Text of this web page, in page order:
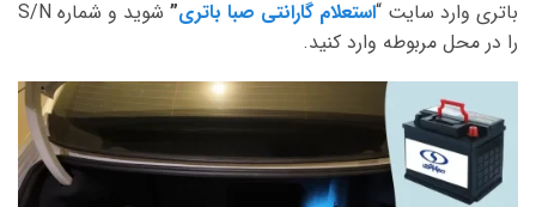
باتری وارد سایت “استعلام گارانتی صبا باتری”
شوید و شماره S/N
را در محل مربوطه وارد کنید.